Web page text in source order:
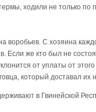
ходили не только
воробьев. С хозяина
Если же кто был не
от уплаты от
который доставал их
в Гвинейской